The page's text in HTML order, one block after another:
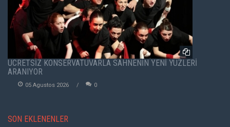
ÜCRETSİZ KONSERVATUVARLA SAHNENİN YENİ YÜZLERİ
ARANIYOR
05 Agustos 2026 0
SON EKLENENLER